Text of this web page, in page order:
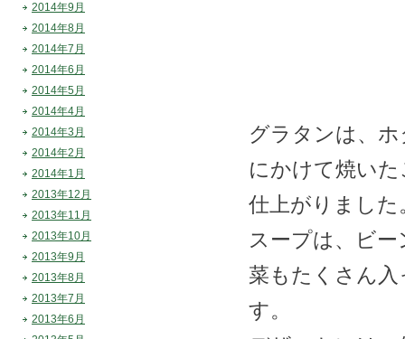
グラタンは、
にかけて焼い
仕上がりました
スープは、ビ
菜もたくさん
す。
2014年9月
2014年8月
2014年7月
2014年6月
2014年5月
2014年4月
2014年3月
2014年2月
2014年1月
2013年12月
2013年11月
2013年10月
2013年9月
2013年8月
2013年7月
2013年6月